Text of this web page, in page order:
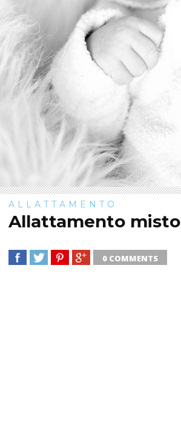
ALLATTAMENTO
Allattamento misto
0 COMMENTS